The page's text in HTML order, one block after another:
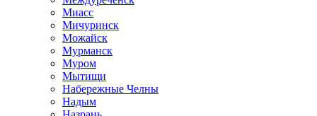
Миасс
Мичуринск
Можайск
Мурманск
Муром
Мытищи
Набережные Челны
Надым